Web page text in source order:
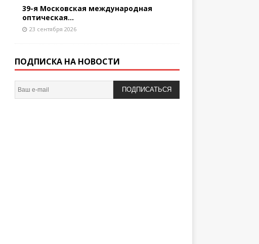
39-я Московская международная
оптическая...
23 сентября 2026
ПОДПИСКА НА НОВОСТИ
ПОДПИСАТЬСЯ